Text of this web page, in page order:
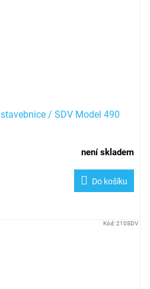
/ SDV Model 490
není skladem
Do košíku
Kód:210SDV